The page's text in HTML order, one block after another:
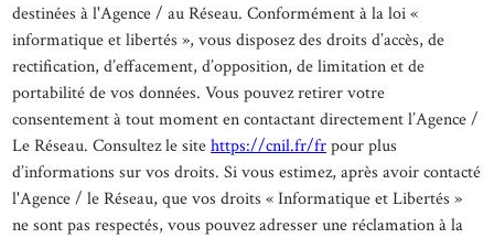
destinées à l'Agence / au Réseau. Conformément à la loi «
informatique et libertés », vous disposez des droits d’accès, de
rectification, d’effacement, d’opposition, de limitation et de
portabilité de vos données. Vous pouvez retirer votre
consentement à tout moment en contactant directement l’Agence /
Le Réseau. Consultez le sitehttps://cnil.fr/frpour plus
d’informations sur vos droits. Si vous estimez, après avoir contacté
l'Agence / le Réseau, que vos droits « Informatique et Libertés »
ne sont pas respectés, vous pouvez adresser une réclamation à la